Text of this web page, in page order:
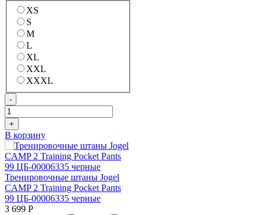
XS
S
M
L
XL
XXL
XXXL
-
+
В корзину
Тренировочные штаны Jogel
CAMP 2 Training Pocket Pants
99 ЦБ-00006335 черные
3 699 Р